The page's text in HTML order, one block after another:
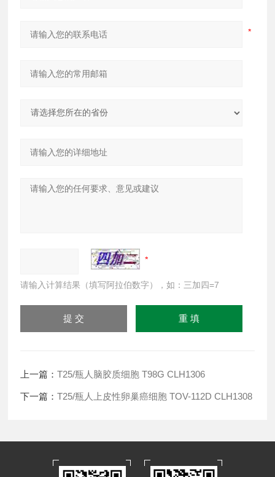
请输入计算结果（填写阿拉伯数字），如：三加四=7
上一篇：T25/瓶人脑胶质细胞 T98G CLH1306
下一篇：T25/瓶人上皮性卵巢癌细胞 TOV-112D CLH1308